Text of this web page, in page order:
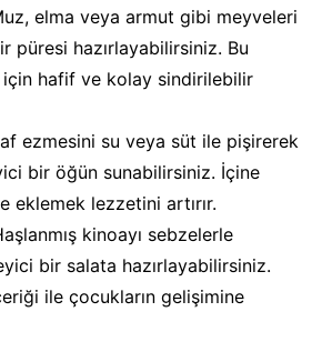
elma veya armut gibi meyveleri
püresi hazırlayabilirsiniz. Bu
hafif ve kolay sindirilebilir
ezmesini su veya süt ile pişirerek
bir öğün sunabilirsiniz. İçine
eklemek lezzetini artırır.
kinoayı sebzelerle
bir salata hazırlayabilirsiniz.
ile çocukların gelişimine